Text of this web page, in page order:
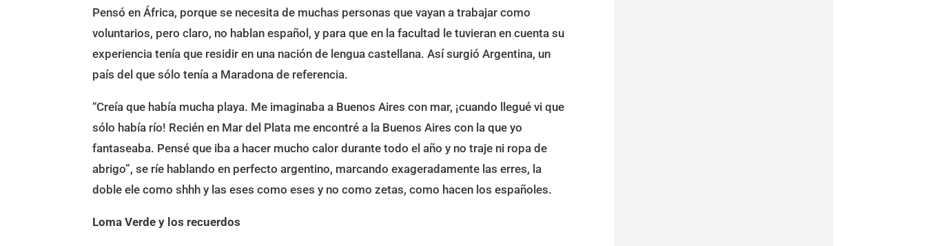
Pensó en África, porque se necesita de muchas personas que vayan a trabajar como
voluntarios, pero claro, no hablan español, y para que en la facultad le tuvieran en cuenta su
experiencia tenía que residir en una nación de lengua castellana. Así surgió Argentina, un
país del que sólo tenía a Maradona de referencia.
“Creía que había mucha playa. Me imaginaba a Buenos Aires con mar, ¡cuando llegué vi que
sólo había río! Recién en Mar del Plata me encontré a la Buenos Aires con la que yo
fantaseaba. Pensé que iba a hacer mucho calor durante todo el año y no traje ni ropa de
abrigo”, se ríe hablando en perfecto argentino, marcando exageradamente las erres, la
doble ele como shhh y las eses como eses y no como zetas, como hacen los españoles.
Loma Verde y los recuerdos